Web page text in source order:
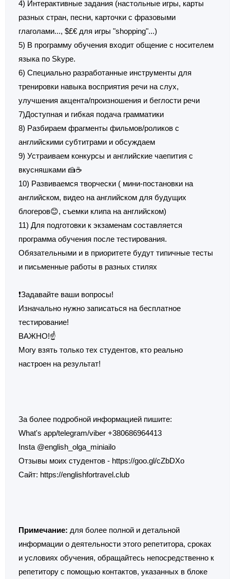
4) Интерактивные задания (настольные игры, карты
разных стран, песни, карточки с фразовыми
глаголами..., $£€ для игры "shopping"...)
5) В программу обучения входит общение с носителем
языка по Skype.
6) Специально разработанные инструменты для
тренировки навыка восприятия речи на слух,
улучшения акцента/произношения и беглости речи
7)Доступная и гибкая подача грамматики
8) Разбираем фрагменты фильмов/роликов с
английскими субтитрами и обсуждаем
9) Устраиваем конкурсы и английские чаепития с
вкусняшками 🍰☕
10) Развиваемся творчески ( мини-постановки на
английском, видео на английском для будущих
блогеров😊, съемки клипа на английском)
11) Для подготовки к экзаменам составляется
программа обучения после тестирования.
Обязательными и в приоритете будут типичные тесты
и письменные работы в разных стилях
❗Задавайте ваши вопросы!
Изначально нужно записаться на бесплатное
тестирование!
ВАЖНО!☝️
Могу взять только тех студентов, кто реально
настроен на результат!
За более подробной информацией пишите:
What's app/telegram/viber +380686964413
Insta @english_olga_miniailo
Отзывы моих студентов - https://goo.gl/cZbDXo
Caйт: https://englishfortravel.club
Примечание: для более полной и детальной
информации о деятельности этого репетитора, сроках
и условиях обучения, обращайтесь непосредственно к
репетитору с помощью контактов, указанных в блоке